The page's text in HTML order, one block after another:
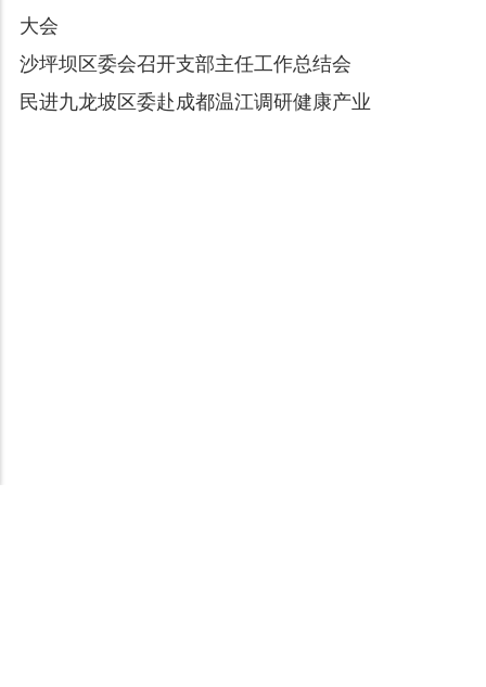
大会
沙坪坝区委会召开支部主任工作总结会
民进九龙坡区委赴成都温江调研健康产业